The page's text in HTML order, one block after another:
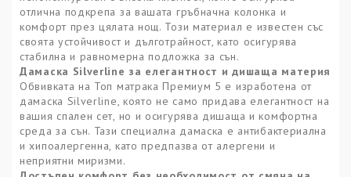
отлична подкрепа за вашата гръбначна колонка и
комфорт през цялата нощ. Този материал е известен със
своята устойчивост и дълготрайност, като осигурява
стабилна и равномерна подложка за сън.
Дамаска Silverline за елегантност и дишаща материя
Обвивката на Топ матрака Премиум 5 е изработена от
дамаска Silverline, която не само придава елегантност на
вашия спален сет, но и осигурява дишаща и комфортна
среда за сън. Тази специална дамаска е антибактериална
и хипоалергенна, като предпазва от алергени и
неприятни миризми.